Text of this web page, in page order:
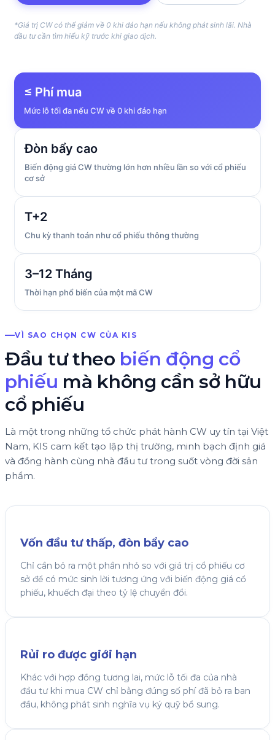
*Giá trị CW có thể giảm về 0 khi đáo hạn nếu không phát sinh lãi. Nhà
đầu tư cần tìm hiểu kỹ trước khi giao dịch.
≤ Phí mua
Mức lỗ tối đa nếu CW về 0 khi đáo hạn
Đòn bẩy cao
Biến động giá CW thường lớn hơn nhiều lần so với cổ phiếu
cơ sở
T+2
Chu kỳ thanh toán như cổ phiếu thông thường
3–12 Tháng
Thời hạn phổ biến của một mã CW
VÌ SAO CHỌN CW CỦA KIS
Đầu tư theo biến động cổ
phiếu mà không cần sở hữu
cổ phiếu
Là một trong những tổ chức phát hành CW uy tín tại Việt
Nam, KIS cam kết tạo lập thị trường, minh bạch định giá
và đồng hành cùng nhà đầu tư trong suốt vòng đời sản
phẩm.
Vốn đầu tư thấp, đòn bẩy cao
Chỉ cần bỏ ra một phần nhỏ so với giá trị cổ phiếu cơ
sở để có mức sinh lời tương ứng với biến động giá cổ
phiếu, khuếch đại theo tỷ lệ chuyển đổi.
Rủi ro được giới hạn
Khác với hợp đồng tương lai, mức lỗ tối đa của nhà
đầu tư khi mua CW chỉ bằng đúng số phí đã bỏ ra ban
đầu, không phát sinh nghĩa vụ ký quỹ bổ sung.